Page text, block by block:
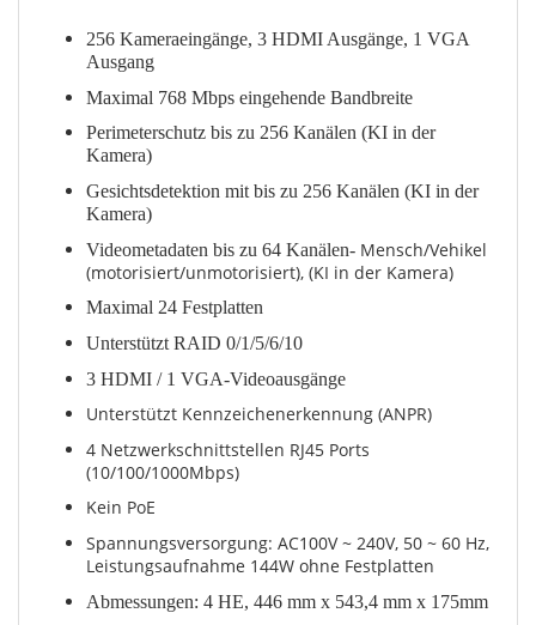
256 Kameraeingänge, 3 HDMI Ausgänge, 1 VGA
Ausgang
Maximal 768 Mbps eingehende Bandbreite
Perimeterschutz bis zu 256 Kanälen (KI in der
Kamera)
Gesichtsdetektion mit bis zu 256 Kanälen (KI in der
Kamera)
Videometadaten bis zu 64 Kanälen- Mensch/Vehikel
(motorisiert/unmotorisiert), (KI in der Kamera)
Maximal 24 Festplatten
Unterstützt RAID 0/1/5/6/10
3 HDMI / 1 VGA-Videoausgänge
Unterstützt Kennzeichenerkennung (ANPR)
4 Netzwerkschnittstellen RJ45 Ports
(10/100/1000Mbps)
Kein PoE
Spannungsversorgung: AC100V ~ 240V, 50 ~ 60 Hz,
Leistungsaufnahme 144W ohne Festplatten
Abmessungen: 4 HE, 446 mm x 543,4 mm x 175mm